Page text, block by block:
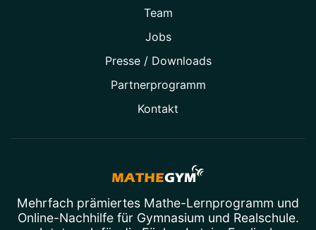
Team
Jobs
Presse / Downloads
Partner­programm
Kontakt
Mehrfach prämiertes Mathe-Lernprogramm und
Online-Nachhilfefür Gymnasium und Realschule.